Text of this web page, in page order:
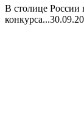
В столице России
конкурса...